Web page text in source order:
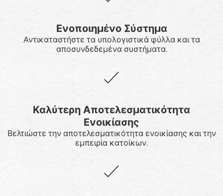
Ενοποιημένο Σύστημα
Αντικαταστήστε τα υπολογιστικά φύλλα και τα
αποσυνδεδεμένα συστήματα.
Καλύτερη Αποτελεσματικότητα
Ενοικίασης
Βελτιώστε την αποτελεσματικότητα ενοικίασης και την
εμπειρία κατοίκων.